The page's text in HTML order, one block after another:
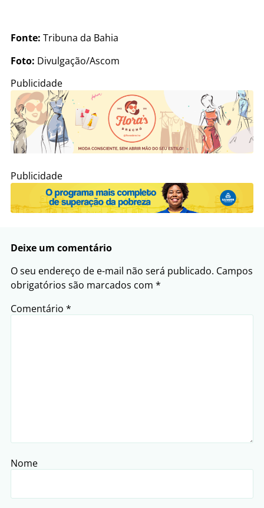
Fonte: Tribuna da Bahia
Foto: Divulgação/Ascom
Publicidade
Publicidade
Deixe um comentário
O seu endereço de e-mail não será publicado. Campos
obrigatórios são marcados com *
Comentário *
Nome